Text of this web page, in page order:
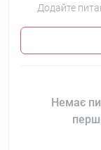
Додайте
Немає